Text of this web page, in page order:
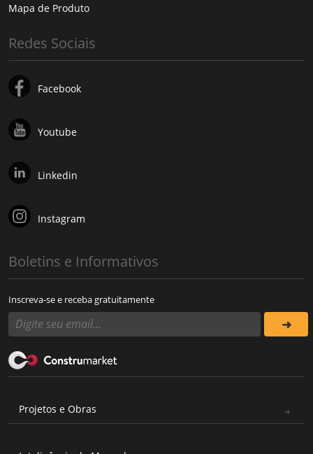
Mapa de Produto
Redes Sociais
Facebook
Youtube
Linkedin
Instagram
Boletins e Informativos
Inscreva-se e receba gratuitamente
Projetos e Obras